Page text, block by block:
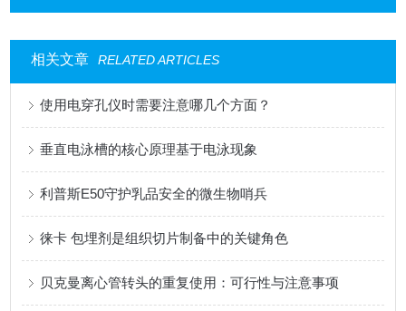
相关文章 RELATED ARTICLES
使用电穿孔仪时需要注意哪几个方面？
垂直电泳槽的核心原理基于电泳现象
利普斯E50守护乳品安全的微生物哨兵
徕卡 包埋剂是组织切片制备中的关键角色
贝克曼离心管转头的重复使用：可行性与注意事项